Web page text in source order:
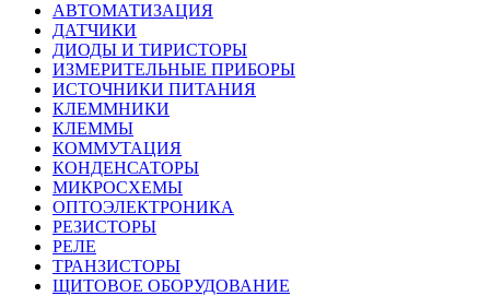
АВТОМАТИЗАЦИЯ
ДАТЧИКИ
ДИОДЫ И ТИРИСТОРЫ
ИЗМЕРИТЕЛЬНЫЕ ПРИБОРЫ
ИСТОЧНИКИ ПИТАНИЯ
КЛЕММНИКИ
КЛЕММЫ
КОММУТАЦИЯ
КОНДЕНСАТОРЫ
МИКРОСХЕМЫ
ОПТОЭЛЕКТРОНИКА
РЕЗИСТОРЫ
РЕЛЕ
ТРАНЗИСТОРЫ
ЩИТОВОЕ ОБОРУДОВАНИЕ